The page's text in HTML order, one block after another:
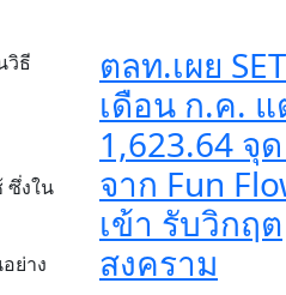
วิธี
ซึ่งใน
ย่าง
ตลท.เผย
เดือน ก.ค. แ
1,623.64 จุ
จาก Fun
เข้า รับวิกฤต
สงคราม